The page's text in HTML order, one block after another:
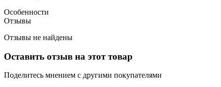
Особенности
Отзывы
Отзывы не найдены
Оставить отзыв на этот товар
Поделитесь мнением с другими покупателями